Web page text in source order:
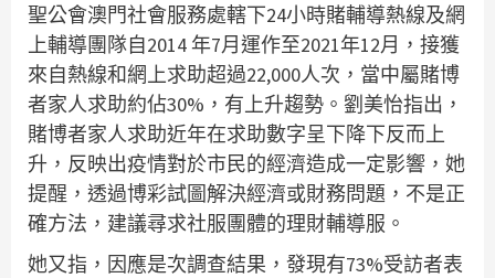
聖公會澳門社會服務處轄下24小時賭輔導熱線及網
上輔導團隊自2014 年7月運作至2021年12月，接獲
來自熱線和網上求助超過22,000人次，當中屬賭博
者家人求助約佔30%，有上升趨勢。劉美怡指出，
賭博者家人求助近年在求助數字呈下降下反而上
升，反映出疫情對於市民的經濟造成一定影響，她
提醒，透過博彩試圖解決經濟或財務問題，不是正
確方法，建議尋求社服團體的理財輔導服。
她又指，因應是次調查結果，發現有73%受訪者表